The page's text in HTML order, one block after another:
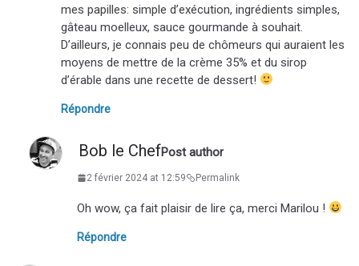
mes papilles: simple d’exécution, ingrédients simples,
gâteau moelleux, sauce gourmande à souhait.
D’ailleurs, je connais peu de chômeurs qui auraient les
moyens de mettre de la crème 35% et du sirop
d’érable dans une recette de dessert!
Répondre
Bob le ChefPost author
2 février 2024 at 12:59 Permalink
Oh wow, ça fait plaisir de lire ça, merci Marilou !
Répondre